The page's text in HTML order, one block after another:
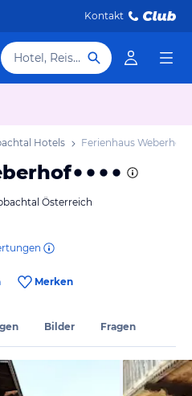
Kontakt
Hotel, Reiseziel
Hotels Ferienhaus Weberhof
Österreich
Merken
Bilder Fragen